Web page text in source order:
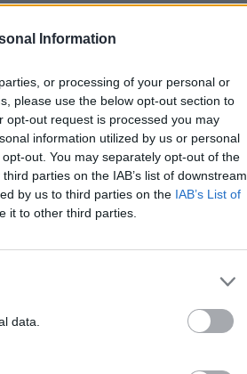
Information
or processing of your personal or
please use the below opt-out section to
opt-out request is processed you may
information utilized by us or personal
out. You may separately opt-out of the
parties on the IAB’s list of downstream
by us to third parties on the IAB’s List of
it to other third parties.
data.
in WK-finale
van Ajax-icoon
16.
Ueda
17.
Ajax
altijd
Hakim